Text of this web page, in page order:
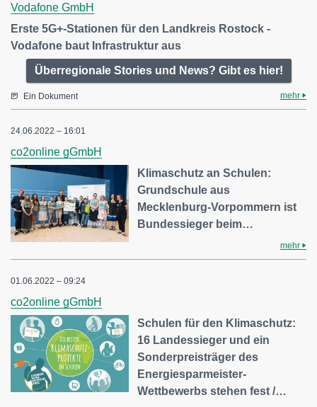
Vodafone GmbH
Erste 5G+-Stationen für den Landkreis Rostock -
Vodafone baut Infrastruktur aus
Überregionale Stories und News? Gibt es hier!
Ein Dokument mehr
24.06.2022 – 16:01
co2online gGmbH
Klimaschutz an Schulen:
Grundschule aus
Mecklenburg-Vorpommern ist
Bundessieger beim…
mehr
01.06.2022 – 09:24
co2online gGmbH
Schulen für den Klimaschutz:
16 Landessieger und ein
Sonderpreisträger des
Energiesparmeister-
Wettbewerbs stehen fest /…